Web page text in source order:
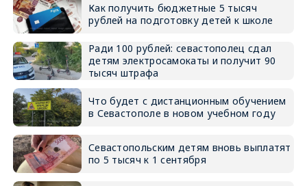
Как получить бюджетные 5 тысяч
рублей на подготовку детей к школе
Ради 100 рублей: севастополец сдал
детям электросамокаты и получит 90
тысяч штрафа
Что будет с дистанционным обучением
в Севастополе в новом учебном году
Севастопольским детям вновь выплатят
по 5 тысяч к 1 сентября